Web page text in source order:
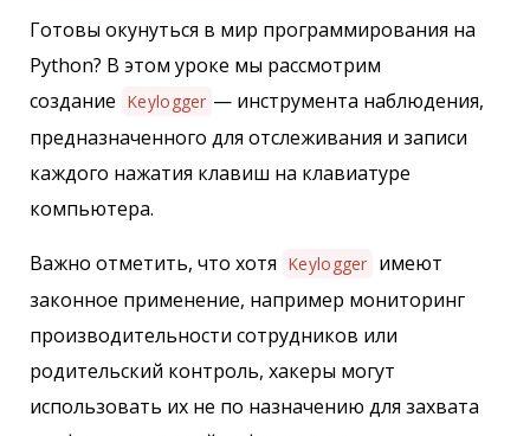
Готовы окунуться в мир программирования на
Python? В этом уроке мы рассмотрим
создание Keylogger — инструмента наблюдения,
предназначенного для отслеживания и записи
каждого нажатия клавиш на клавиатуре
компьютера.
Важно отметить, что хотя Keylogger имеют
законное применение, например мониторинг
производительности сотрудников или
родительский контроль, хакеры могут
использовать их не по назначению для захвата